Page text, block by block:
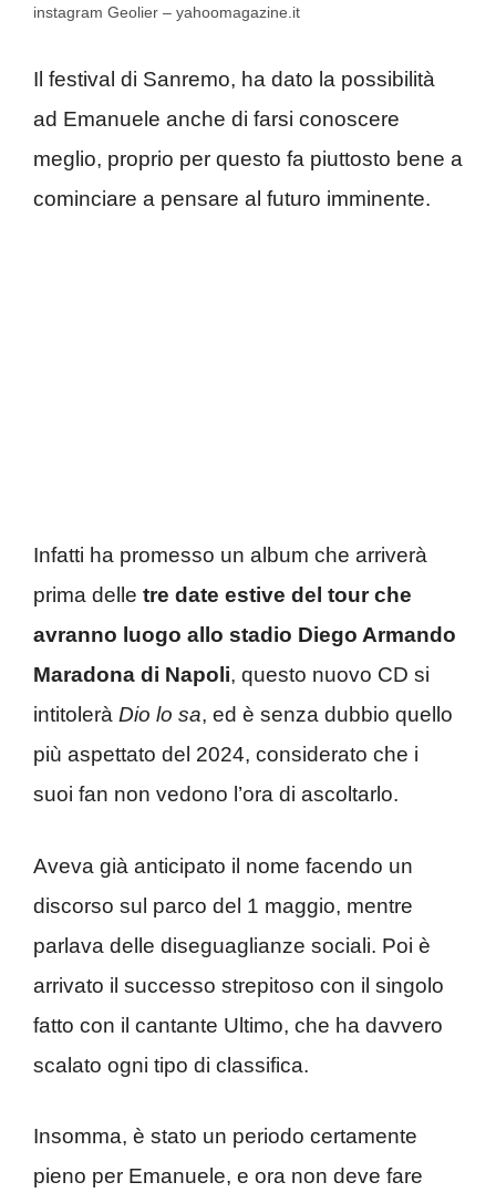
instagram Geolier – yahoomagazine.it
Il festival di Sanremo, ha dato la possibilità
ad Emanuele anche di farsi conoscere
meglio, proprio per questo fa piuttosto bene a
cominciare a pensare al futuro imminente.
Infatti ha promesso un album che arriverà
prima delle tre date estive del tour che
avranno luogo allo stadio Diego Armando
Maradona di Napoli, questo nuovo CD si
intitolerà Dio lo sa, ed è senza dubbio quello
più aspettato del 2024, considerato che i
suoi fan non vedono l’ora di ascoltarlo.
Aveva già anticipato il nome facendo un
discorso sul parco del 1 maggio, mentre
parlava delle diseguaglianze sociali. Poi è
arrivato il successo strepitoso con il singolo
fatto con il cantante Ultimo, che ha davvero
scalato ogni tipo di classifica.
Insomma, è stato un periodo certamente
pieno per Emanuele, e ora non deve fare